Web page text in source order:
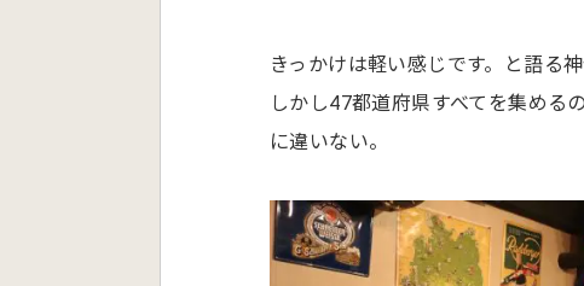
きっかけは軽い感じです。と語る神
しかし47都道府県すべてを集める
に違いない。